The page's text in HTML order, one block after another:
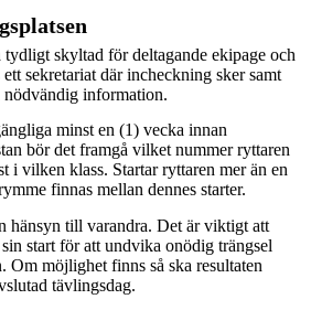
skyltad för deltagande ekipage och
sekretariat där incheckning sker samt
nödvändig information.
minst en (1) vecka innan
bör det framgå vilket nummer ryttaren
i vilken klass. Startar ryttaren mer än en
finnas mellan dennes starter.
hänsyn till varandra. Det är viktigt att
start för att undvika onödig trängsel
Om möjlighet finns så ska resultaten
tävlingsdag.